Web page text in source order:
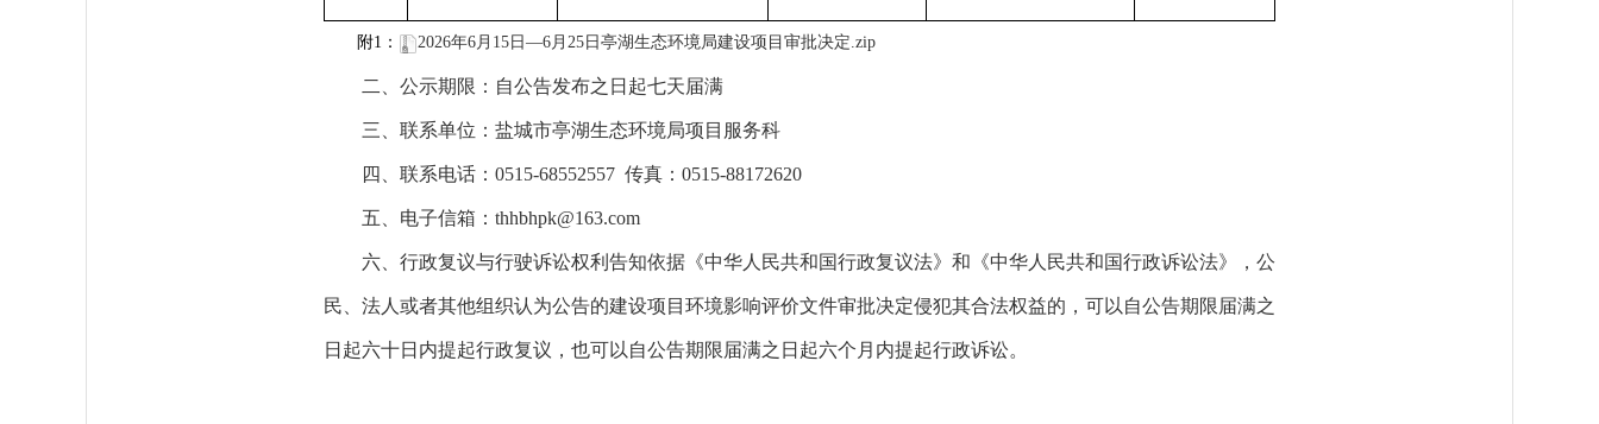
附1 ： 2026年6月15日—6月25日亭湖生态环境局建设项目审批决定.zip
二、 公示期限：自公告发布之日起七天届满
三、 联系单位：盐城市亭湖生态环境局项目服务科
四、 联系电话： 0515-68552557 传真： 0515-88172620
五、 电子信箱： thhbhpk@163.com
六、 行政复议与行驶诉讼权利告知依据《中华人民共和国行政复议法》和《中华人民共和国行政诉讼法》，公
民、法人或者其他组织认为公告的建设项目环境影响评价文件审批决定侵犯其合法权益的，可以自公告期限届满之
日起六十日内提起行政复议，也可以自公告期限届满之日起六个月内提起行政诉讼。